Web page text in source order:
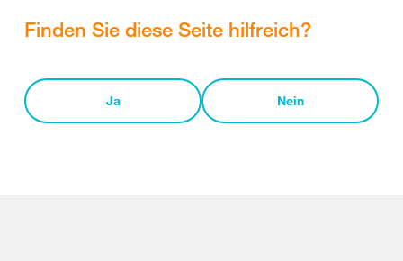
Finden Sie diese Seite hilfreich?
Ja Nein